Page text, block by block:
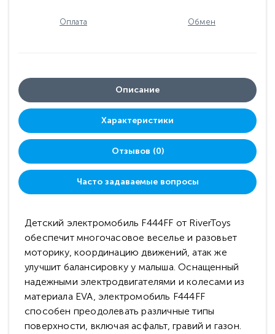
Оплата Обмен
Описание
Характеристики
Отзывов (0)
Часто задаваемые вопросы
Детский электромобиль F444FF от RiverToys
обеспечит многочасовое веселье и разовьет
моторику, координацию движений, атак же
улучшит балансировку у малыша. Оснащенный
надежными электродвигателями и колесами из
материала EVA, электромобиль F444FF
способен преодолевать различные типы
поверхности, включая асфальт, гравий и газон.